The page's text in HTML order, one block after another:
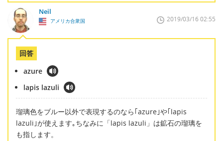
Neil
アメリカ合衆国 2019/03/16 02:55
回答
azure
lapis lazuli
瑠璃色をブルー以外で表現するのなら｢azure｣や｢lapis
lazuli｣が使えます｡ちなみに「lapis lazuli」は鉱石の瑠璃を
も指します。